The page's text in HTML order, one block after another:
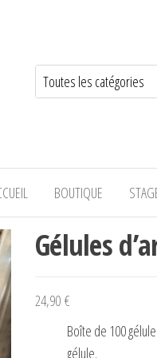
BOUTIQUE
Gélules
24,90 €
Boîte de 100
gélule.